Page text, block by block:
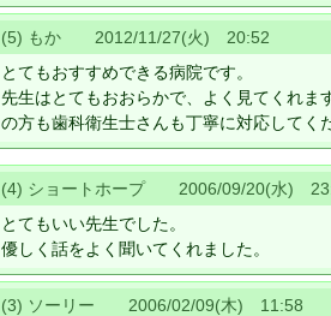
(5) もか 2012/11/27(火) 20:52
とてもおすすめできる病院です。
先生はとてもおおらかで、よく見てくれま
の方も歯科衛生士さんも丁寧に対応してく
(4) ショートホープ 2006/09/20(水)
とてもいい先生でした。
優しく話をよく聞いてくれました。
(3) ソーリー 2006/02/09(木) 11:58